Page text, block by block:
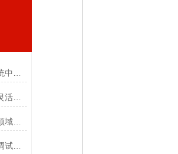
高温电动阀门有着不存渣，启闭灵活，不卡阻的特点
智能调节型执行器在机器人技术领域的作用
防爆电动装置的结构特点及安装调试要点